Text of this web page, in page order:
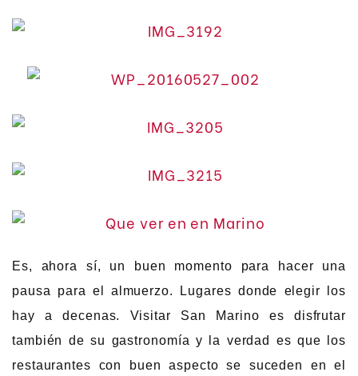
Es, ahora sí, un buen momento para hacer una
pausa para el almuerzo. Lugares donde elegir los
hay a decenas. Visitar San Marino es disfrutar
también de su gastronomía y la verdad es que los
restaurantes con buen aspecto se suceden en el